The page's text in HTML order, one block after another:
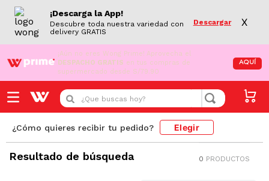
¡Descarga la App!
Descubre toda nuestra variedad con
delivery GRATIS
Descargar X
¡Aún no eres Wong Prime! Aprovecha el
DESPACHO GRATIS en tus compras de
supermercado desde S/79.90
AQUÍ
¿Que buscas hoy?
¿Cómo quieres recibir tu pedido? Elegir
Resultado de búsqueda 0 PRODUCTOS